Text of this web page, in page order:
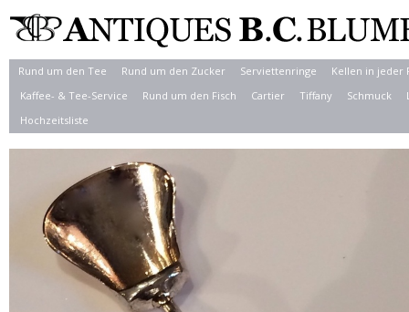
Rund um den Tee Rund um den Zucker Serviettenringe
Kellen in jeder
Kaffee- & Tee-Service
Rund um den Fisch Cartier Tiffany Schmuck
Hochzeitsliste